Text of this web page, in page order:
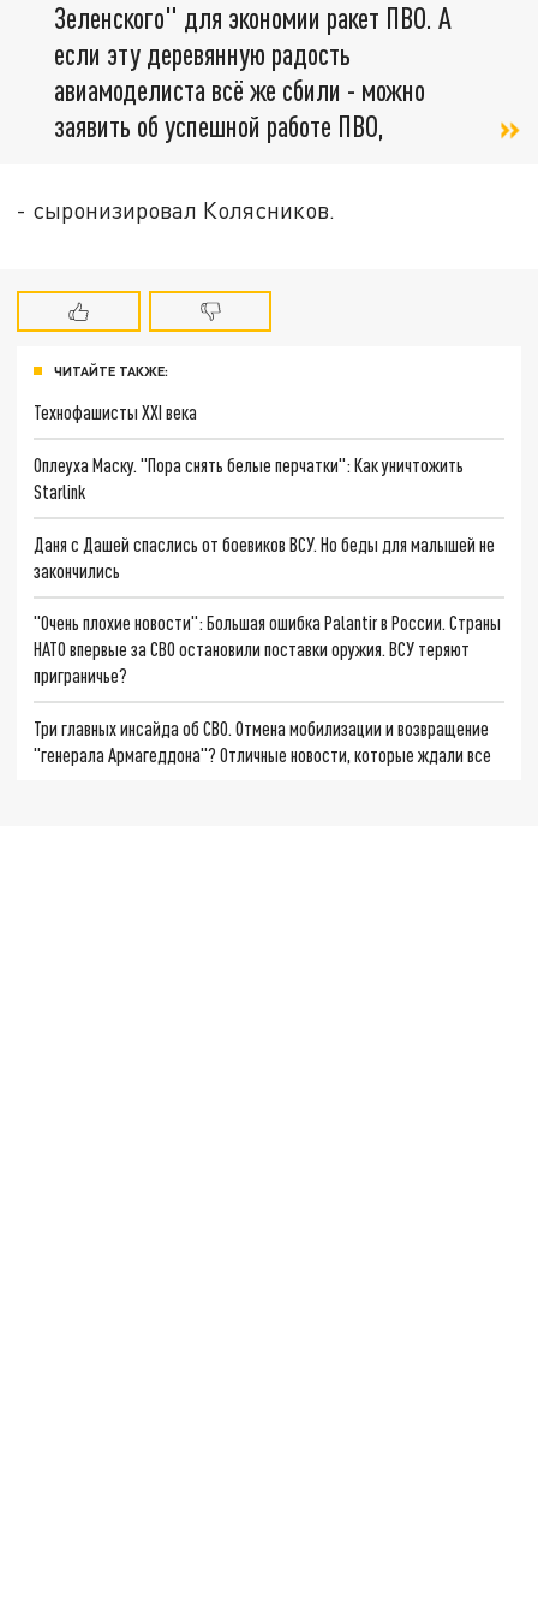
Зеленского" для экономии ракет ПВО. А
если эту деревянную радость
авиамоделиста всё же сбили - можно
заявить об успешной работе ПВО,
- сыронизировал Колясников.
ЧИТАЙТЕ ТАКЖЕ:
Технофашисты XXI века
Оплеуха Маску. "Пора снять белые перчатки": Как уничтожить
Starlink
Даня с Дашей спаслись от боевиков ВСУ. Но беды для малышей не
закончились
"Очень плохие новости": Большая ошибка Palantir в России. Страны
НАТО впервые за СВО остановили поставки оружия. ВСУ теряют
приграничье?
Три главных инсайда об СВО. Отмена мобилизации и возвращение
"генерала Армагеддона"? Отличные новости, которые ждали все